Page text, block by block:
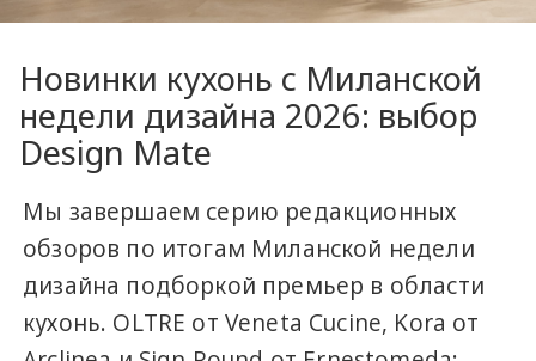
Новинки кухонь с Миланской
недели дизайна 2026: выбор
Design Mate
Мы завершаем серию редакционных
обзоров по итогам Миланской недели
дизайна подборкой премьер в области
кухонь. OLTRE от Veneta Cucine, Kora от